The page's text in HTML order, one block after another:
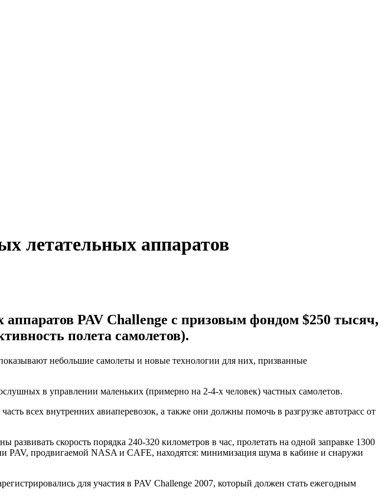
летательных аппаратов
PAV Challenge с призовым фондом $250 тысяч,
полета самолетов).
небольшие самолеты и новые технологии для них, призванные
в управлении маленьких (примерно на 2-4-х человек) частных самолетов.
всех внутренних авиаперевозок, а также они должны помочь в разгрузке автотрасс от
скорость порядка 240-320 километров в час, пролетать на одной заправке 1300
PAV, продвигаемой NASA и CAFE, находятся: минимизация шума в кабине и снаружи
для участия в PAV Challenge 2007, который должен стать ежегодным